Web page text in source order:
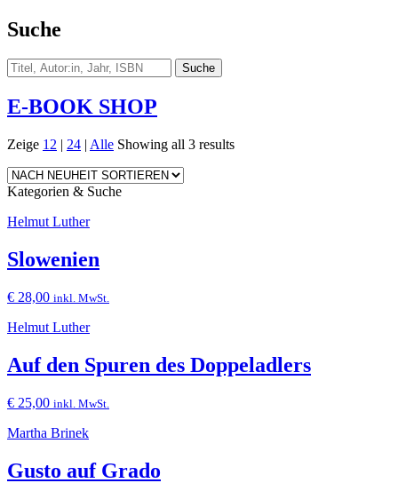
Suche
E-BOOK SHOP
Zeige 12 | 24 | Alle Showing all 3 results
Kategorien & Suche
Helmut Luther
Slowenien
€ 28,00 inkl. MwSt.
Helmut Luther
Auf den Spuren des Doppeladlers
€ 25,00 inkl. MwSt.
Martha Brinek
Gusto auf Grado